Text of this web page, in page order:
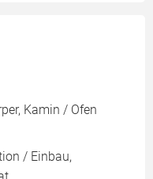
Kamin / Ofen
/ Einbau,